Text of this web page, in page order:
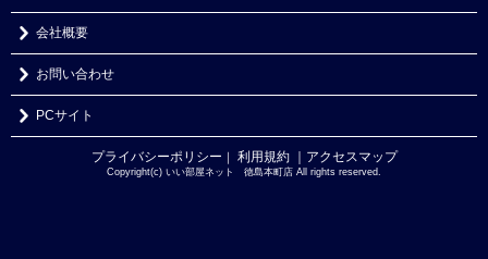
会社概要
お問い合わせ
PCサイト
プライバシーポリシー ｜ 利用規約 ｜アクセスマップ
Copyright(c) いい部屋ネット 徳島本町店 All rights reserved.